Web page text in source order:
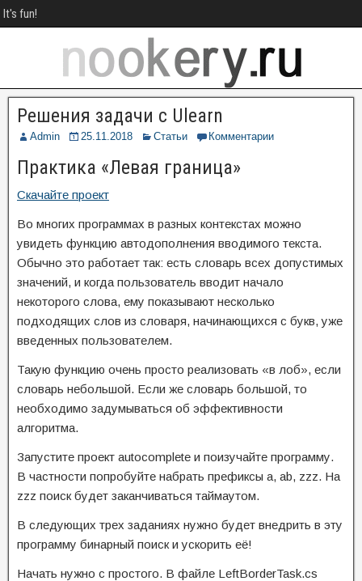
It's fun!
Решения задачи с Ulearn
Admin 25.11.2018 Статьи Комментарии
Практика «Левая граница»
Скачайте проект
Во многих программах в разных контекстах можно
увидеть функцию автодополнения вводимого текста.
Обычно это работает так: есть словарь всех допустимых
значений, и когда пользователь вводит начало
некоторого слова, ему показывают несколько
подходящих слов из словаря, начинающихся с букв, уже
введенных пользователем.
Такую функцию очень просто реализовать «в лоб», если
словарь небольшой. Если же словарь большой, то
необходимо задумываться об эффективности
алгоритма.
Запустите проект autocomplete и поизучайте программу.
В частности попробуйте набрать префиксы a, ab, zzz. На
zzz поиск будет заканчиваться таймаутом.
В следующих трех заданиях нужно будет внедрить в эту
программу бинарный поиск и ускорить её!
Начать нужно с простого. В файле LeftBorderTask.cs